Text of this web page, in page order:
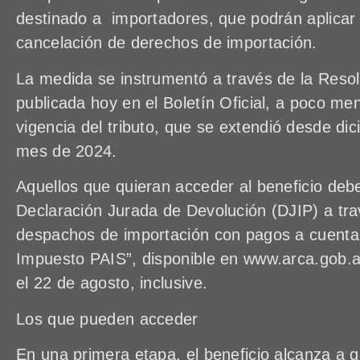
destinado a importadores, que podrán
cancelación de derechos de importación.
La medida se instrumentó a través de la
publicada hoy en el Boletín Oficial, a poco
vigencia del tributo, que se extendió desde
mes de 2024.
Aquellos que quieran acceder al beneficio
Declaración Jurada de Devolución (DJIP) a
despachos de importación con pagos a
Impuesto PAIS”, disponible en
el 22 de agosto, inclusive.
Los que pueden acceder
En una primera etapa, el beneficio alcanza a